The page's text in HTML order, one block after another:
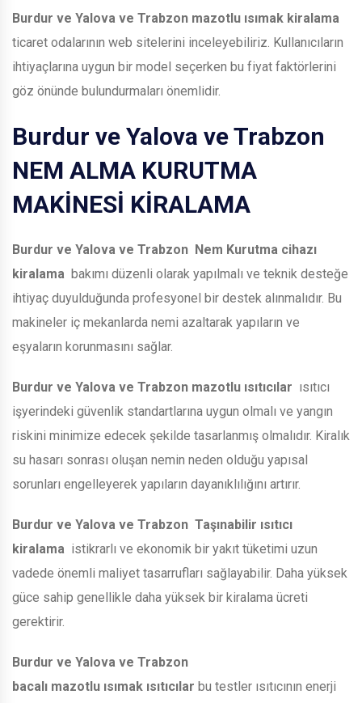
Burdur ve Yalova ve Trabzon mazotlu ısımak kiralama
ticaret odalarının web sitelerini inceleyebiliriz. Kullanıcıların
ihtiyaçlarına uygun bir model seçerken bu fiyat faktörlerini
göz önünde bulundurmaları önemlidir.
Burdur ve Yalova ve Trabzon
NEM ALMA KURUTMA
MAKİNESİ KİRALAMA
Burdur ve Yalova ve Trabzon Nem Kurutma cihazı
kiralama bakımı düzenli olarak yapılmalı ve teknik desteğe
ihtiyaç duyulduğunda profesyonel bir destek alınmalıdır. Bu
makineler iç mekanlarda nemi azaltarak yapıların ve
eşyaların korunmasını sağlar.
Burdur ve Yalova ve Trabzon mazotlu ısıtıcılar ısıtıcı
işyerindeki güvenlik standartlarına uygun olmalı ve yangın
riskini minimize edecek şekilde tasarlanmış olmalıdır. Kiralık
su hasarı sonrası oluşan nemin neden olduğu yapısal
sorunları engelleyerek yapıların dayanıklılığını artırır.
Burdur ve Yalova ve Trabzon Taşınabilir ısıtıcı
kiralama istikrarlı ve ekonomik bir yakıt tüketimi uzun
vadede önemli maliyet tasarrufları sağlayabilir. Daha yüksek
güce sahip genellikle daha yüksek bir kiralama ücreti
gerektirir.
Burdur ve Yalova ve Trabzon
bacalı mazotlu ısımak ısıtıcılar bu testler ısıtıcının enerji